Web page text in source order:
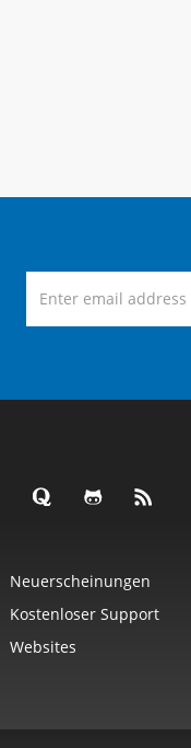
Neuerscheinungen
Kostenloser Support
Websites